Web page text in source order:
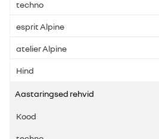
Aastaringsed rehvid